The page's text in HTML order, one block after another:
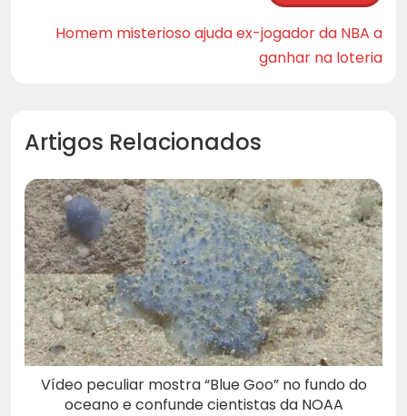
Homem misterioso ajuda ex-jogador da NBA a
ganhar na loteria
Artigos Relacionados
Vídeo peculiar mostra “Blue Goo” no fundo do
oceano e confunde cientistas da NOAA